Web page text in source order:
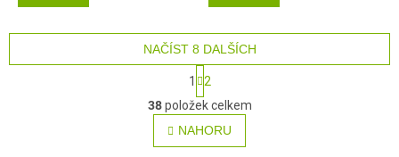
O
v
l
á
NAČÍST 8 DALŠÍCH
t
r
á
n
k
1
2
38položek celkem
NAHORU